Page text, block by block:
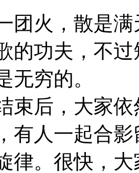
火，散是满
功夫，不过
无穷的。
后，大家依
有人一起合
律。很快，